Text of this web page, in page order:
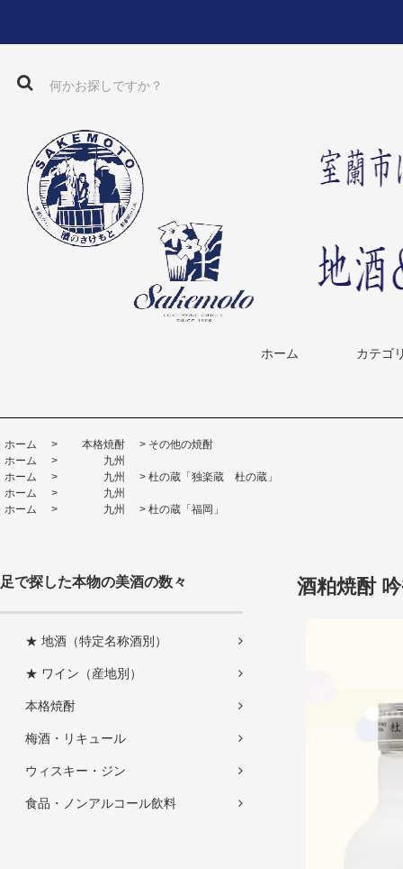
ホーム カテゴ
ホーム > 本格焼酎 > その他の焼酎
ホーム
>
九州
ホーム
> 九州 > 杜の蔵「独楽蔵 杜の蔵」
ホーム
>
九州
ホーム
> 九州 > 杜の蔵「福岡」
足で探した本物の美酒の数々
★ 地酒（特定名称酒別）
★ ワイン（産地別）
本格焼酎
梅酒・リキュール
ウィスキー・ジン
食品・ノンアルコール飲料
酒粕焼酎